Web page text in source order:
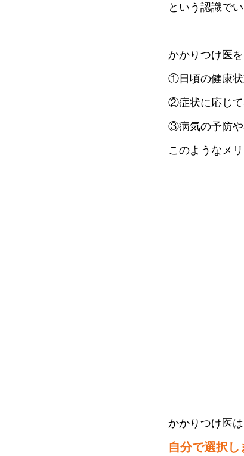
という認識で
かかりつけ医を
①日頃の健康状
②症状に応じて
③病気の予防や
このようなメ
かかりつけ医は
自分で選択し